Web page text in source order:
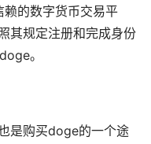
的数字货币交易平
其规定注册和完成身份
。
是购买doge的一个途